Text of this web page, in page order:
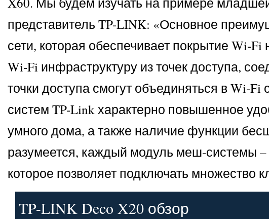
представитель TP-LINK: «Основное
сети, которая обеспечивает покрытие Wi-
Wi-Fi инфраструктуру из точек доступа,
точки доступа смогут объединяться в
систем TP-Link характерно повышенное
умного дома, а также наличие функции
разумеется, каждый модуль меш-системы
которое позволяет подключать множество
TP-LINK Deco X20 обзор